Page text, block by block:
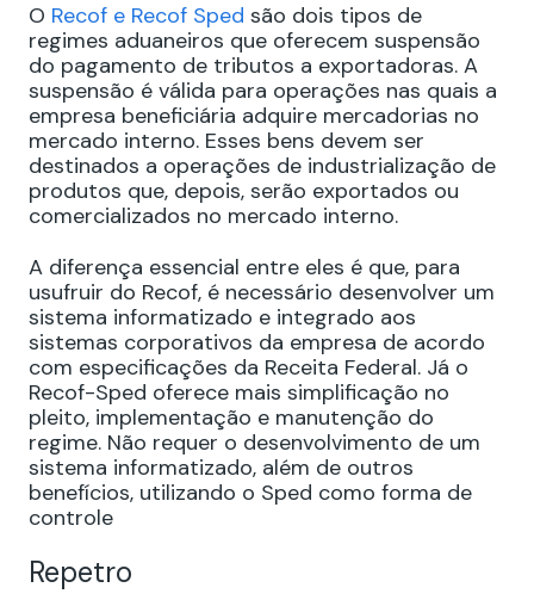
O Recof e Recof Sped são dois tipos de
regimes aduaneiros que oferecem suspensão
do pagamento de tributos a exportadoras. A
suspensão é válida para operações nas quais a
empresa beneficiária adquire mercadorias no
mercado interno. Esses bens devem ser
destinados a operações de industrialização de
produtos que, depois, serão exportados ou
comercializados no mercado interno.
A diferença essencial entre eles é que, para
usufruir do Recof, é necessário desenvolver um
sistema informatizado e integrado aos
sistemas corporativos da empresa de acordo
com especificações da Receita Federal. Já o
Recof-Sped oferece mais simplificação no
pleito, implementação e manutenção do
regime. Não requer o desenvolvimento de um
sistema informatizado, além de outros
benefícios, utilizando o Sped como forma de
controle
Repetro